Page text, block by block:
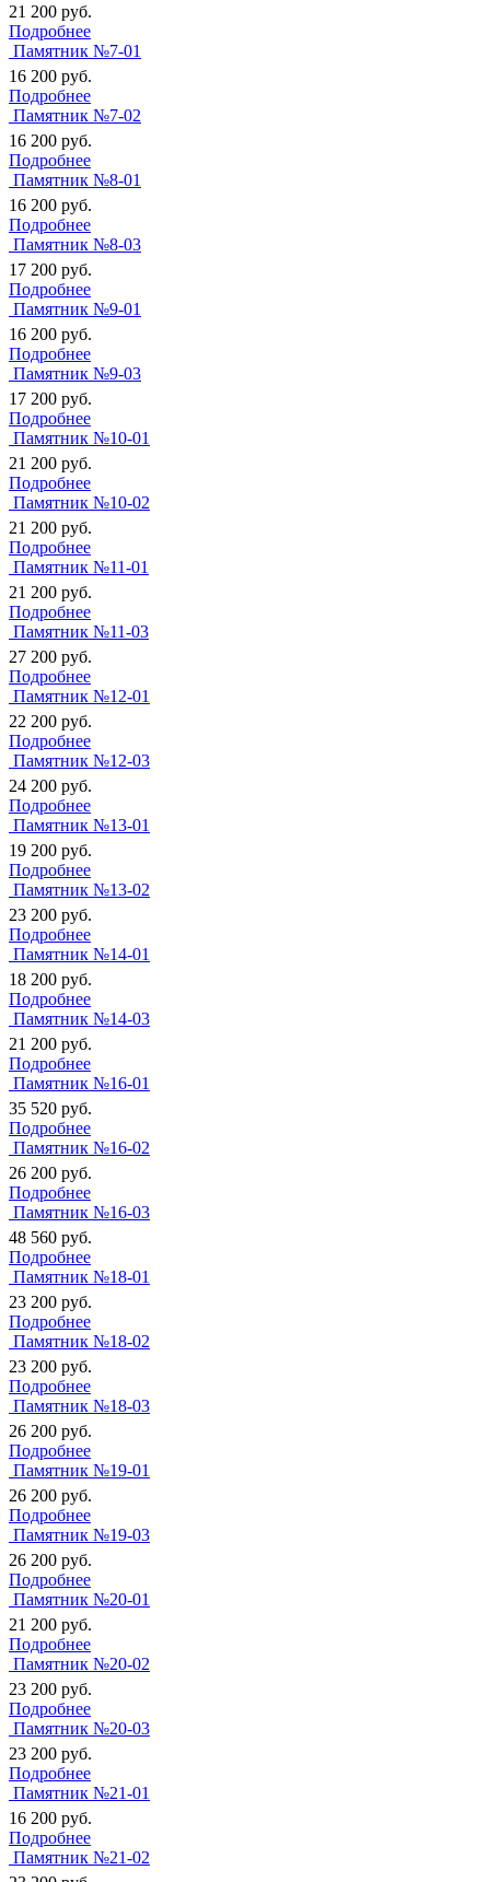
21 200 руб.
Подробнее
Памятник №7-01
16 200 руб.
Подробнее
Памятник №7-02
16 200 руб.
Подробнее
Памятник №8-01
16 200 руб.
Подробнее
Памятник №8-03
17 200 руб.
Подробнее
Памятник №9-01
16 200 руб.
Подробнее
Памятник №9-03
17 200 руб.
Подробнее
Памятник №10-01
21 200 руб.
Подробнее
Памятник №10-02
21 200 руб.
Подробнее
Памятник №11-01
21 200 руб.
Подробнее
Памятник №11-03
27 200 руб.
Подробнее
Памятник №12-01
22 200 руб.
Подробнее
Памятник №12-03
24 200 руб.
Подробнее
Памятник №13-01
19 200 руб.
Подробнее
Памятник №13-02
23 200 руб.
Подробнее
Памятник №14-01
18 200 руб.
Подробнее
Памятник №14-03
21 200 руб.
Подробнее
Памятник №16-01
35 520 руб.
Подробнее
Памятник №16-02
26 200 руб.
Подробнее
Памятник №16-03
48 560 руб.
Подробнее
Памятник №18-01
23 200 руб.
Подробнее
Памятник №18-02
23 200 руб.
Подробнее
Памятник №18-03
26 200 руб.
Подробнее
Памятник №19-01
26 200 руб.
Подробнее
Памятник №19-03
26 200 руб.
Подробнее
Памятник №20-01
21 200 руб.
Подробнее
Памятник №20-02
23 200 руб.
Подробнее
Памятник №20-03
23 200 руб.
Подробнее
Памятник №21-01
16 200 руб.
Подробнее
Памятник №21-02